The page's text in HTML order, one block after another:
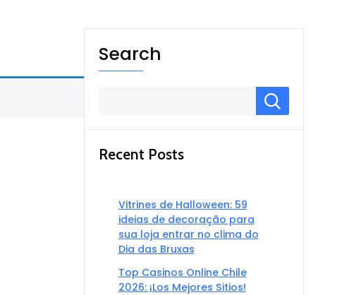
Search
Recent Posts
Vitrines de Halloween: 59
ideias de decoração para
sua loja entrar no clima do
Dia das Bruxas
Top Casinos Online Chile
2026: ¡Los Mejores Sitios!